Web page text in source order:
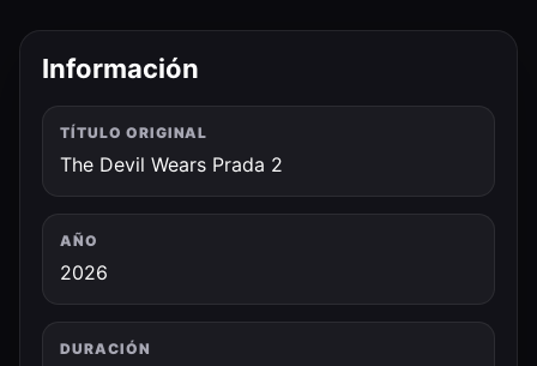
Información
TÍTULO ORIGINAL
The Devil Wears Prada 2
AÑO
2026
DURACIÓN